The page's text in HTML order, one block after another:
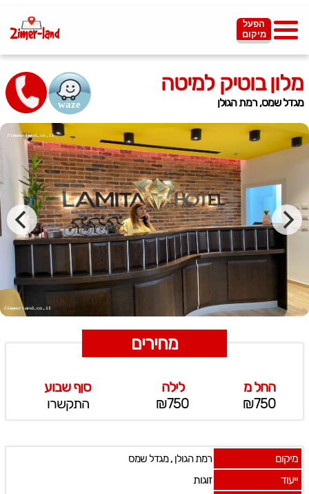
הפעל
מיקום
מלון בוטיק למיטה
מגדל שמס, רמת הגולן
מחירים
החל מ
₪750
לילה
₪750
סןף שבוע
התקשרו
מיקום רמת הגולן,מגדל שמס
ייעוד
זוגות